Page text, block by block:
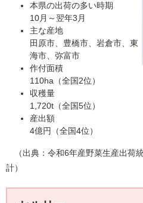
本県の出荷の多い時期
10月～翌年3月
主な産地
田原市、豊橋市、岩倉市、東
海市、弥富市
作付面積
110ha（全国2位）
収穫量
1,720t（全国5位）
産出額
4億円（全国4位）
（出典：令和6年産野菜生産出荷
計）